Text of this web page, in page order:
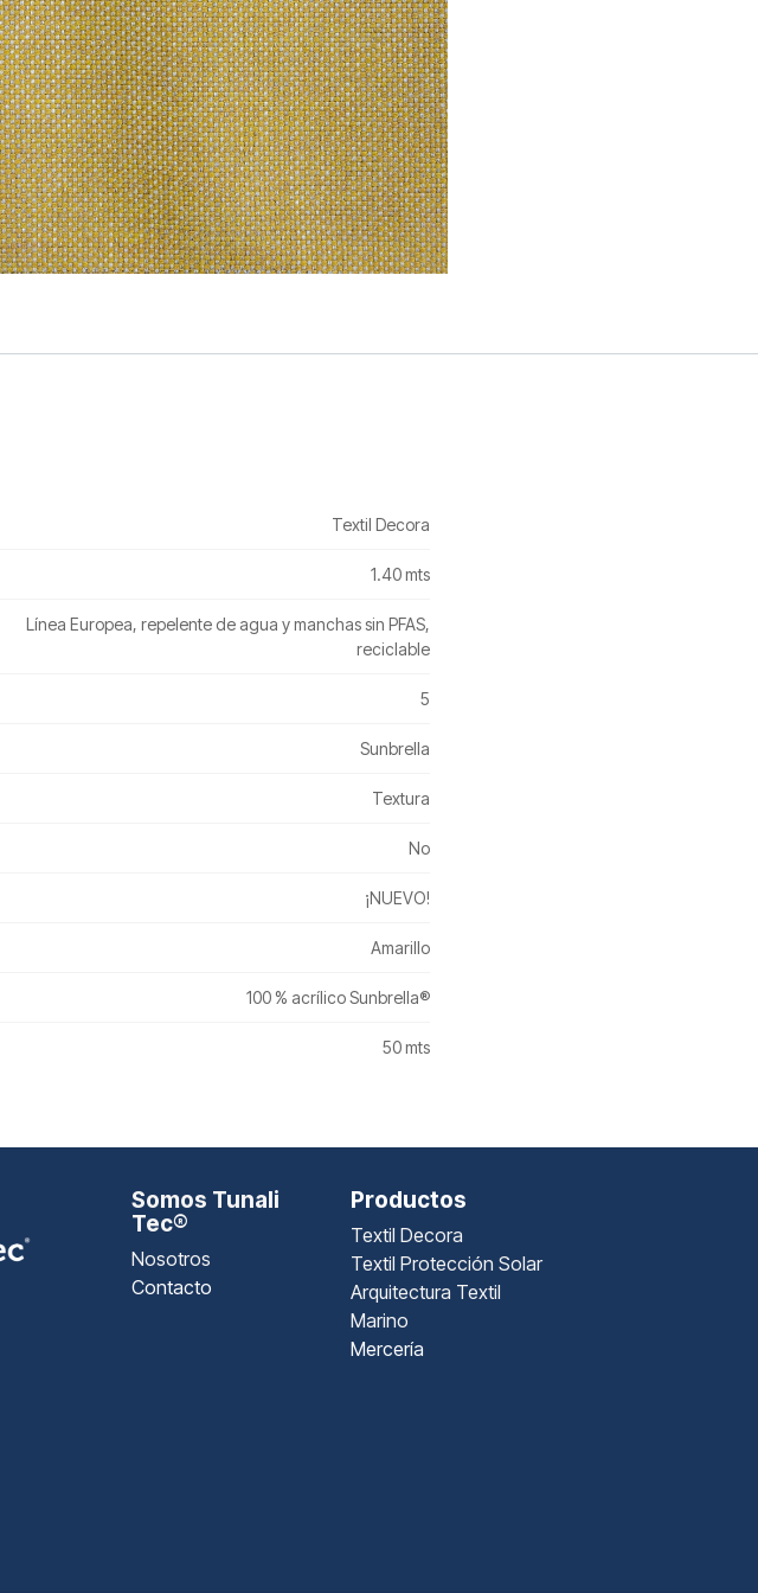
Textil Decora
1.40 mts
Línea Europea, repelente de agua y manchas sin PFAS,
reciclable
5
Sunbrella
Textura
No
¡NUEVO!
Amarillo
100 % acrílico Sunbrella®
50 mts
Somos Tunali
Tec®
Nosotros
Contacto
Productos
Textil Decora
Textil Protección Solar
Arquitectura Textil
Marino
Mercería